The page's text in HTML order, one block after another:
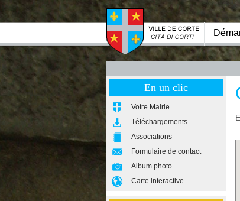
En un clic
Votre Mairie
Téléchargements
Associations
Formulaire de contact
Album photo
Carte interactive